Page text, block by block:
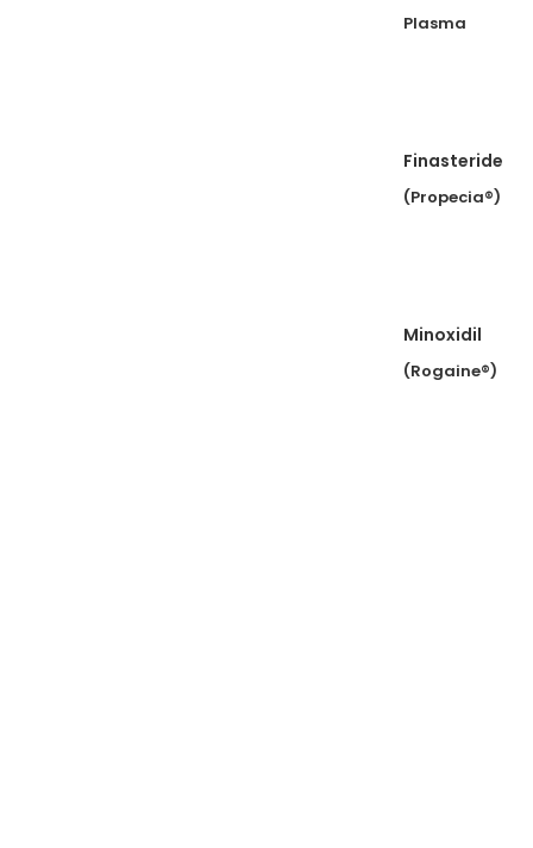
Plasma
Finasteride
(Propecia®)
Minoxidil
(Rogaine®)